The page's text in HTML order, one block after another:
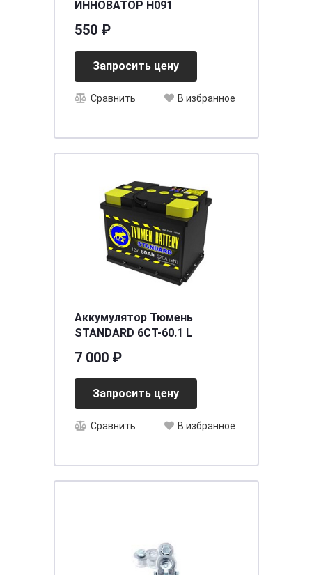
ИННОВАТОР H091
550 ₽
Запросить цену
Сравнить В избранное
Аккумулятор Тюмень
STANDARD 6СТ-60.1 L
7 000 ₽
Запросить цену
Сравнить В избранное